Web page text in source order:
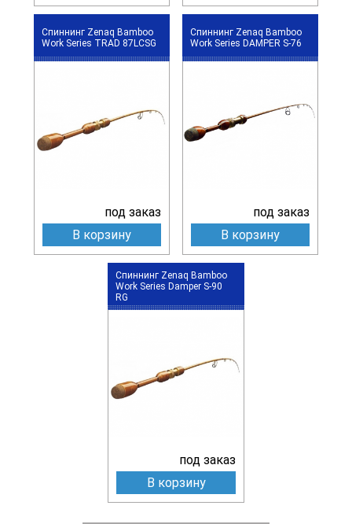
Спиннинг Zenaq Bamboo
Work Series TRAD 87LCSG
под заказ
В корзину
Спиннинг Zenaq Bamboo
Work Series DAMPER S-76
под заказ
В корзину
Спиннинг Zenaq Bamboo
Work Series Damper S-90
RG
под заказ
В корзину